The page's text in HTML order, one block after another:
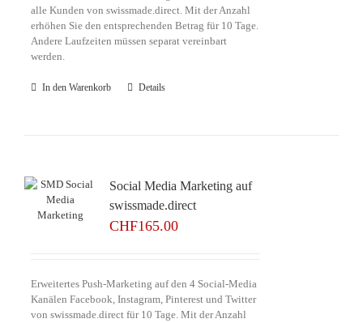
alle Kunden von swissmade.direct. Mit der Anzahl
erhöhen Sie den entsprechenden Betrag für 10 Tage.
Andere Laufzeiten müssen separat vereinbart
werden.
In den Warenkorb Details
Social Media Marketing auf
swissmade.direct
CHF165.00
Erweitertes Push-Marketing auf den 4 Social-Media
Kanälen Facebook, Instagram, Pinterest und Twitter
von swissmade.direct für 10 Tage. Mit der Anzahl